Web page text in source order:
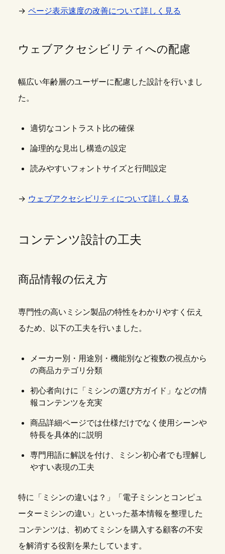
→ ページ表示速度の改善について詳しく見る
ウェブアクセシビリティへの配慮
幅広い年齢層のユーザーに配慮した設計を行いまし
た。
適切なコントラスト比の確保
論理的な見出し構造の設定
読みやすいフォントサイズと行間設定
→ ウェブアクセシビリティについて詳しく見る
コンテンツ設計の工夫
商品情報の伝え方
専門性の高いミシン製品の特性をわかりやすく伝え
るため、以下の工夫を行いました。
メーカー別・用途別・機能別など複数の視点から
の商品カテゴリ分類
初心者向けに「ミシンの選び方ガイド」などの情
報コンテンツを充実
商品詳細ページでは仕様だけでなく使用シーンや
特長を具体的に説明
専門用語に解説を付け、ミシン初心者でも理解し
やすい表現の工夫
特に「ミシンの違いは？」「電子ミシンとコンピュ
ーターミシンの違い」といった基本情報を整理した
コンテンツは、初めてミシンを購入する顧客の不安
を解消する役割を果たしています。